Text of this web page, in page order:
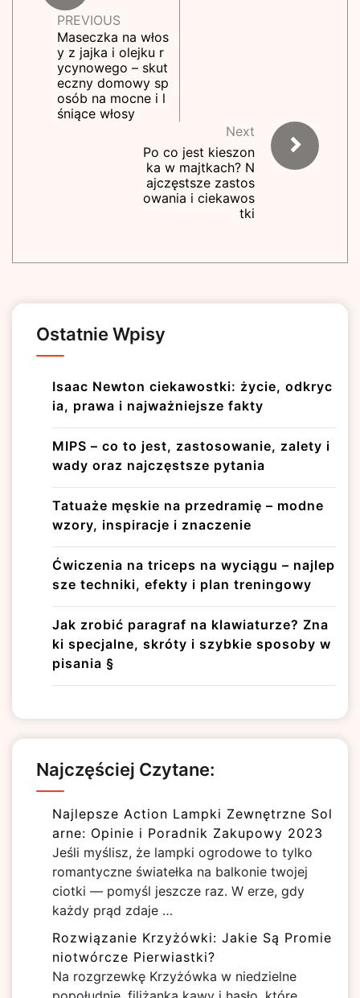
PREVIOUS
Maseczka na włos
y z jajka i olejku r
ycynowego – skut
eczny domowy sp
osób na mocne i l
śniące włosy
Next
Po co jest kieszon
ka w majtkach? N
ajczęstsze zastos
owania i ciekawos
tki
Ostatnie Wpisy
Isaac Newton ciekawostki: życie, odkryc
ia, prawa i najważniejsze fakty
MIPS – co to jest, zastosowanie, zalety i
wady oraz najczęstsze pytania
Tatuaże męskie na przedramię – modne
wzory, inspiracje i znaczenie
Ćwiczenia na triceps na wyciągu – najlep
sze techniki, efekty i plan treningowy
Jak zrobić paragraf na klawiaturze? Zna
ki specjalne, skróty i szybkie sposoby w
pisania §
Najczęściej Czytane:
Najlepsze Action Lampki Zewnętrzne Sol
arne: Opinie i Poradnik Zakupowy 2023
Jeśli myślisz, że lampki ogrodowe to tylko
romantyczne światełka na balkonie twojej
ciotki — pomyśl jeszcze raz. W erze, gdy
każdy prąd zdaje …
Rozwiązanie Krzyżówki: Jakie Są Promie
niotwórcze Pierwiastki?
Na rozgrzewkę Krzyżówka w niedzielne